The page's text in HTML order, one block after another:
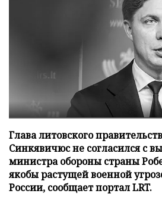
Глава литовского
Синкявичюс не согласился с
министра обороны страны
якобы растущей военной
России, сообщает портал LRT.